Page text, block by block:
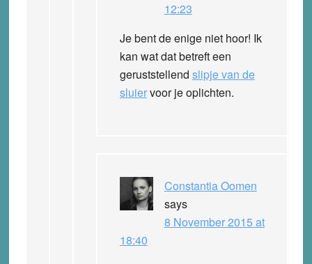
12:23
Je bent de enige niet hoor! Ik
kan wat dat betreft een
geruststellend slipje van de
sluiervoor je oplichten.
Constantia Oomen
says
8 November 2015 at
18:40